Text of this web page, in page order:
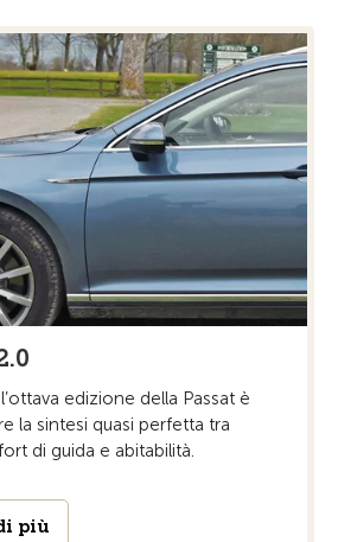
edizione della Passat è
la sintesi quasi perfetta tra
di guida e abitabilità.
più